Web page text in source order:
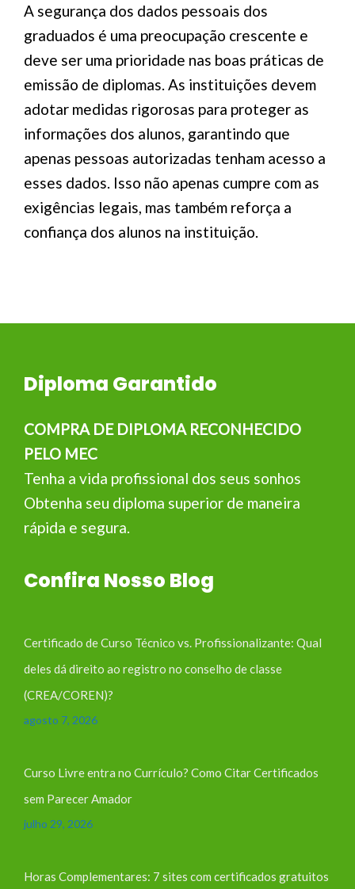
A segurança dos dados pessoais dos
graduados é uma preocupação crescente e
deve ser uma prioridade nas boas práticas de
emissão de diplomas. As instituições devem
adotar medidas rigorosas para proteger as
informações dos alunos, garantindo que
apenas pessoas autorizadas tenham acesso a
esses dados. Isso não apenas cumpre com as
exigências legais, mas também reforça a
confiança dos alunos na instituição.
Diploma Garantido
COMPRA DE DIPLOMA RECONHECIDO
PELO MEC
Tenha a vida profissional dos seus sonhos
Obtenha seu diploma superior de maneira
rápida e segura.
Confira Nosso Blog
Certificado de Curso Técnico vs. Profissionalizante: Qual
deles dá direito ao registro no conselho de classe
(CREA/COREN)?
agosto 7, 2026
Curso Livre entra no Currículo? Como Citar Certificados
sem Parecer Amador
julho 29, 2026
Horas Complementares: 7 sites com certificados gratuitos